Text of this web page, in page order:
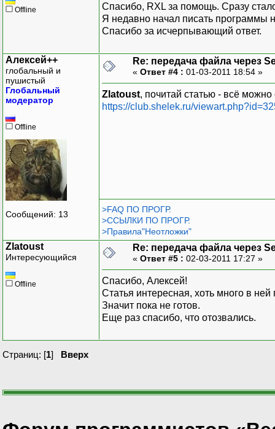
Offline
Спасибо, RXL за помощь. Сразу
Я недавно начал писать программы
Спасибо за исчерпывающий ответ.
Алексей++
глобальный и
пушистый
Глобальный
модератор
Offline
Сообщений: 13
Re: передача файла через
« Ответ #4 : 01-03-2011 18:54 »
Zlatoust, почитай статью - всё можно
https://club.shelek.ru/
>FAQ ПО ПРОГР.
>ССЫЛКИ ПО ПРОГР.
>Правила"Неотложки"
Zlatoust
Интересующийся
Offline
Re: передача файла через
« Ответ #5 : 02-03-2011 17:27 »
Спасибо, Алексей!
Статья интересная, хоть много в
Значит пока не готов.
Еще раз спасибо, что отозвались.
Страниц: [1] Вверх